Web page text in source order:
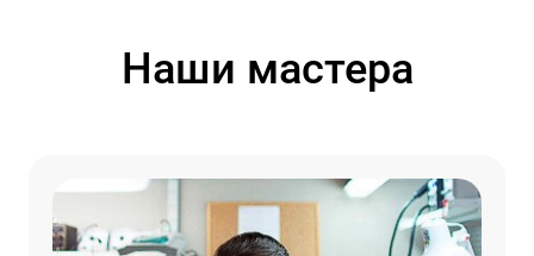
Наши мастера